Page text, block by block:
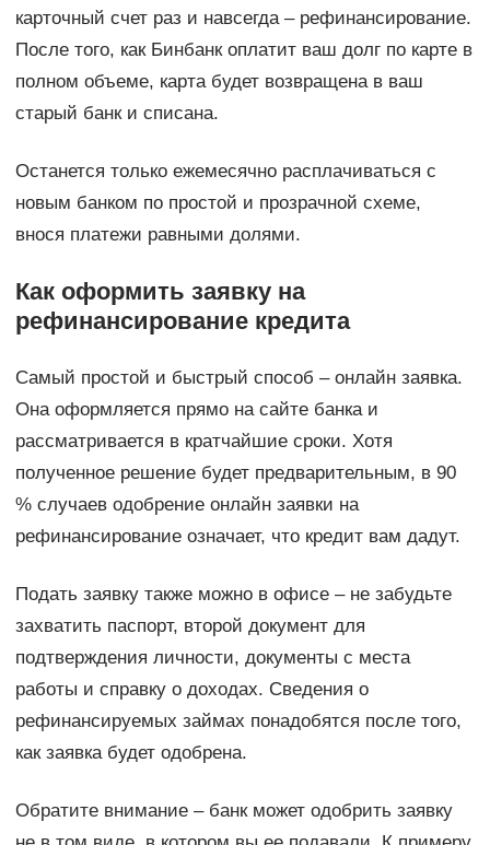
карточный счет раз и навсегда – рефинансирование.
После того, как Бинбанк оплатит ваш долг по карте в
полном объеме, карта будет возвращена в ваш
старый банк и списана.
Останется только ежемесячно расплачиваться с
новым банком по простой и прозрачной схеме,
внося платежи равными долями.
Как оформить заявку на
рефинансирование кредита
Самый простой и быстрый способ – онлайн заявка.
Она оформляется прямо на сайте банка и
рассматривается в кратчайшие сроки. Хотя
полученное решение будет предварительным, в 90
% случаев одобрение онлайн заявки на
рефинансирование означает, что кредит вам дадут.
Подать заявку также можно в офисе – не забудьте
захватить паспорт, второй документ для
подтверждения личности, документы с места
работы и справку о доходах. Сведения о
рефинансируемых займах понадобятся после того,
как заявка будет одобрена.
Обратите внимание – банк может одобрить заявку